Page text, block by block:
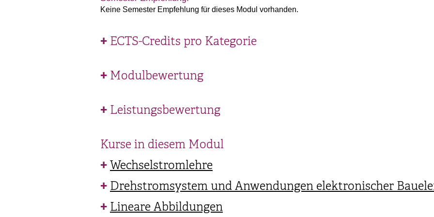
Keine Semester Empfehlung für dieses Modul vorhanden.
ECTS-Credits pro Kategorie
Modulbewertung
Leistungsbewertung
Kurse in diesem Modul
Wechselstromlehre
Drehstromsystem und Anwendungen elektronischer
Lineare Abbildungen